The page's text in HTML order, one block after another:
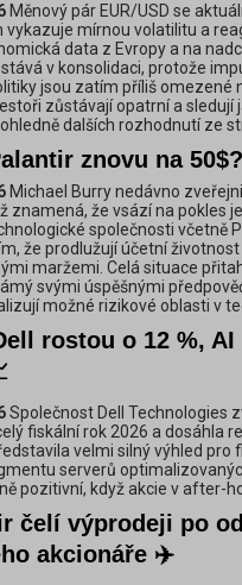
Měnový pár EUR/USD se
vykazuje mírnou volatilitu a
data z Evropy a na
v konsolidaci, protože
jsou zatím příliš omezené
zůstávají opatrní a
dalších rozhodnutí ze
znovu na
Michael Burry nedávno
znamená, že vsází na pokles
společnosti včetně
že prodlužují účetní
maržemi. Celá situace
svými úspěšnými
možné rizikové oblasti v
rostou o 12 %,
Společnost Dell Technologies
fiskální rok 2026 a dosáhla
velmi silný výhled pro
serverů
pozitivní, když akcie v after-
čelí výprodeji po
akcionáře ✈️